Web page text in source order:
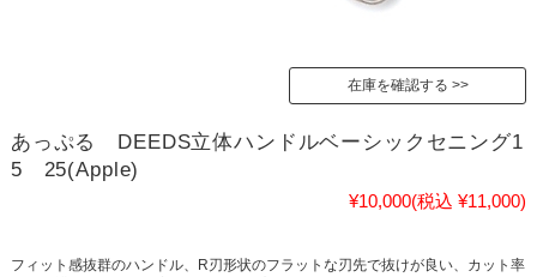
在庫を確認する
あっぷる DEEDS立体ハンドルベーシックセニング1
5 25(Apple)
¥10,000(税込 ¥11,000)
フィット感抜群のハンドル、R刃形状のフラットな刃先で抜けが良い、カット率